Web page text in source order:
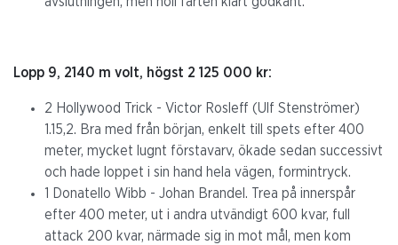
Lopp 9, 2140 m volt, högst 2 125 000 kr:
2 Hollywood Trick - Victor Rosleff (Ulf Stenströmer)
1.15,2. Bra med från början, enkelt till spets efter 400
meter, mycket lugnt förstavarv, ökade sedan successivt
och hade loppet i sin hand hela vägen, formintryck.
1 Donatello Wibb - Johan Brandel. Trea på innerspår
efter 400 meter, ut i andra utvändigt 600 kvar, full
attack 200 kvar, närmade sig in mot mål, men kom